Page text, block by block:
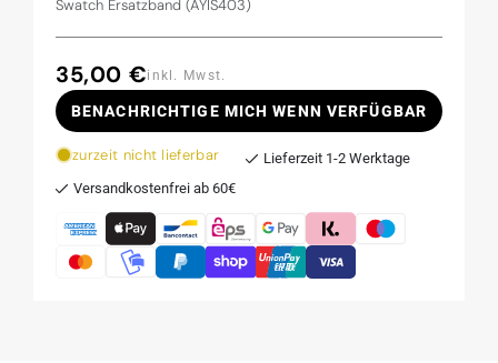
Swatch Ersatzband (AYIS403)
Normaler
Preis
35,00 €inkl. Mwst.
BENACHRICHTIGE MICH WENN VERFÜGBAR
zurzeit nicht lieferbar
Lieferzeit 1-2 Werktage
Versandkostenfrei ab 60€